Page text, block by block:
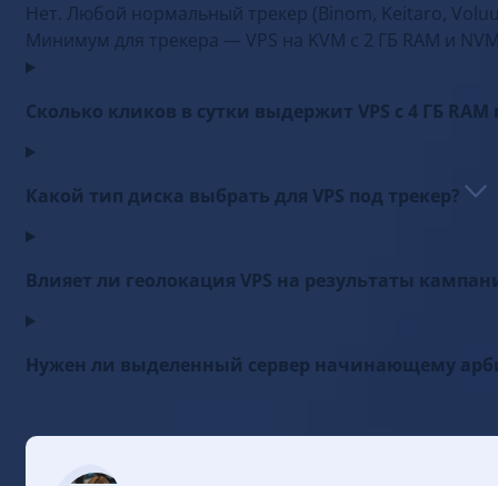
Нет. Любой нормальный трекер (Binom, Keitaro,
Минимум для трекера — VPS на KVM с 2 ГБ RAM и
Сколько кликов в сутки выдержит VPS с 4 ГБ RAM
Какой тип диска выбрать для VPS под трекер?
Влияет ли геолокация VPS на результаты
Нужен ли выделенный сервер начинающему